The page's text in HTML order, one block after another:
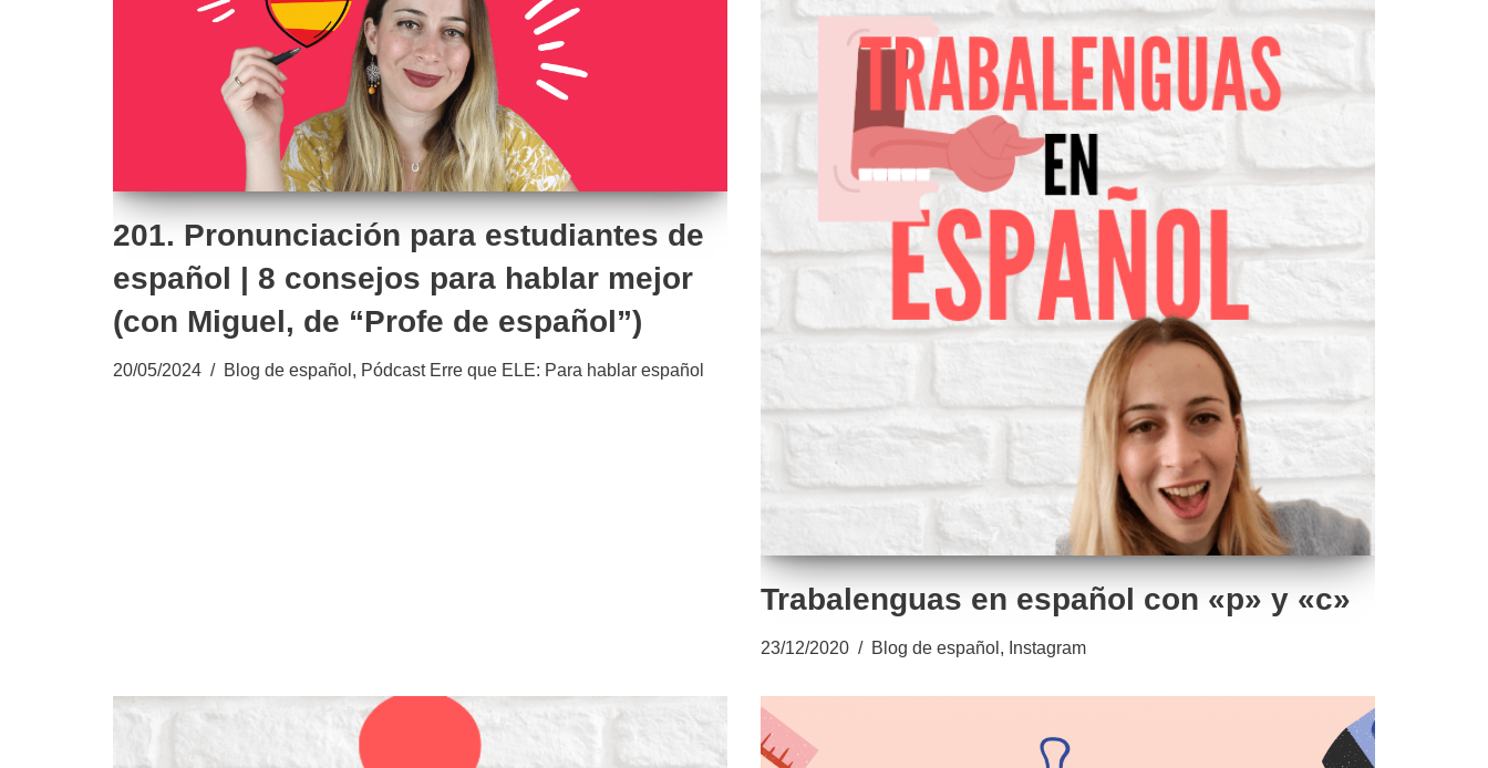
201. Pronunciación para estudiantes de
español | 8 consejos para hablar mejor
(con Miguel, de “Profe de español”)
20/05/2024 Blog de español Pódcast Erre que ELE: Para hablar español
Trabalenguas en español con «p» y «c»
23/12/2020 Blog de español, Instagram